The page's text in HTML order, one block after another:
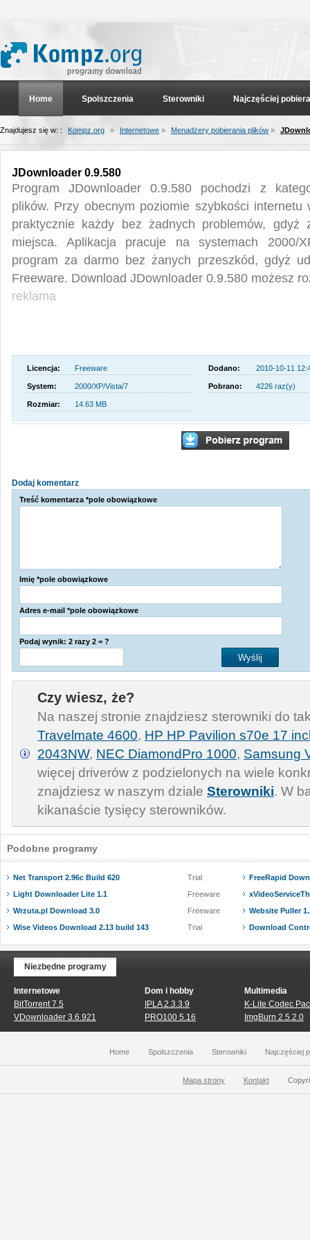
Home Spolszczenia Sterowniki Najczęściej
Znajdujesz się w: : Kompz.org » Internetowe » Menadżery pobierania plików »
JDownloader 0.9.580
Program JDownloader 0.9.580 pochodzi z
plików. Przy obecnym poziomie szybkości
praktycznie każdy bez żadnych problemów, gdyż
miejsca. Aplikacja pracuje na systemach 2000/
program za darmo bez żanych przeszkód, gdyż
Freeware. Download JDownloader 0.9.580 możesz
reklama
Licencja: Freeware Dodano: 2010-10-11
System: 2000/XP/Vista/7 Pobrano: 4226 raz(y)
Rozmiar: 14.63 MB
Dodaj komentarz
Treść komentarza *pole obowiązkowe
Imię *pole obowiązkowe
Adres e-mail *pole obowiązkowe
Podaj wynik: 2 razy 2 = ?
Czy wiesz, że?
Na naszej stronie znajdziesz sterowniki do
Travelmate 4600, HP HP Pavilion s70e 17
2043NW, NEC DiamondPro 1000, Samsung
więcej driverów z podzielonych na wiele
znajdziesz w naszym dziale Sterowniki. W
kikanaście tysięcy sterowników.
Podobne programy
Net Transport 2.96c Build 620
Trial
Light Downloader Lite 1.1
Freeware
Wrzuta.pl Download 3.0
Freeware
Wise Videos Download 2.13 build 143
Trial
FreeRapid
Website Puller
Download
Niezbędne programy
Internetowe
BitTorrent 7.5
VDownloader 3.6.921
Dom i hobby
IPLA 2.3.3.9
PRO100 5.16
Multimedia
K-Lite Codec
ImgBurn 2.5.2.0
Home Spolszczenia Sterowniki Najczęściej
Mapa strony Kontakt